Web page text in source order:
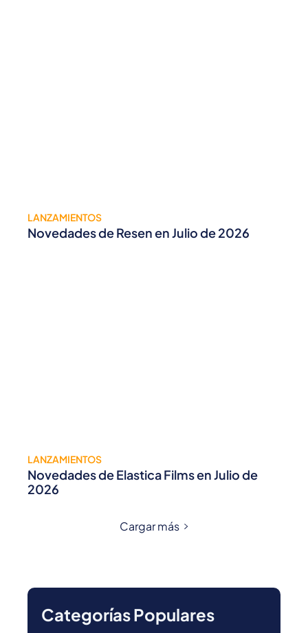
LANZAMIENTOS
Novedades de Resen en Julio de 2026
LANZAMIENTOS
Novedades de Elastica Films en Julio de
2026
Cargar más
Categorías Populares